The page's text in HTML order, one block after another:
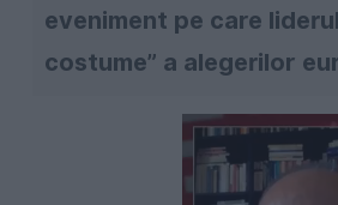
eveniment pe care
costume” a alegerilor